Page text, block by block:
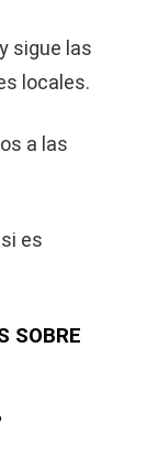
sigue las
locales.
a las
es
SOBRE